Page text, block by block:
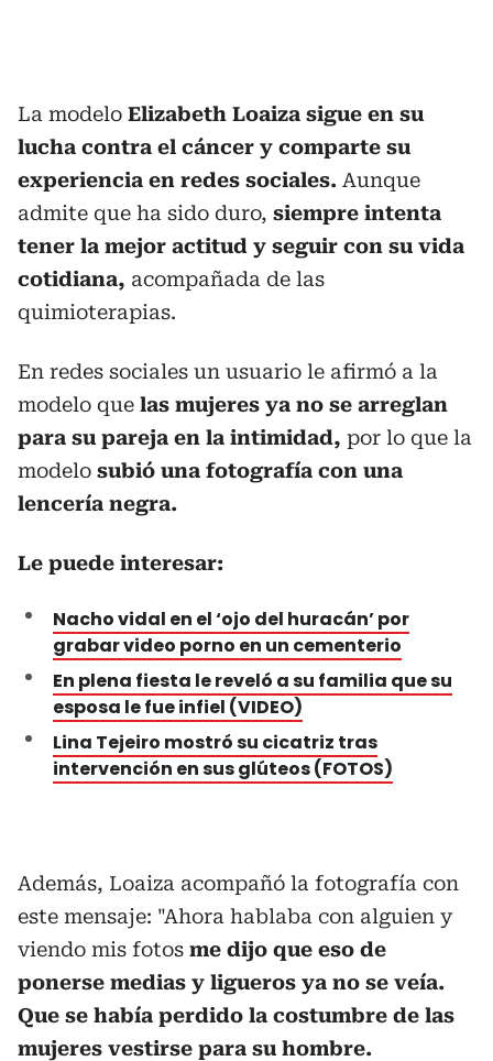
La modelo Elizabeth Loaiza sigue en su
lucha contra el cáncer y comparte su
experiencia en redes sociales. Aunque
admite que ha sido duro, siempre intenta
tener la mejor actitud y seguir con su vida
cotidiana, acompañada de las
quimioterapias.
En redes sociales un usuario le afirmó a la
modelo que las mujeres ya no se arreglan
para su pareja en la intimidad, por lo que la
modelo subió una fotografía con una
lencería negra.
Le puede interesar:
Nacho vidal en el ‘ojo del huracán’ por
grabar video porno en un cementerio
En plena fiesta le reveló a su familia que su
esposa le fue infiel (VIDEO)
Lina Tejeiro mostró su cicatriz tras
intervención en sus glúteos (FOTOS)
Además, Loaiza acompañó la fotografía con
este mensaje: "Ahora hablaba con alguien y
viendo mis fotos me dijo que eso de
ponerse medias y ligueros ya no se veía.
Que se había perdido la costumbre de las
mujeres vestirse para su hombre.